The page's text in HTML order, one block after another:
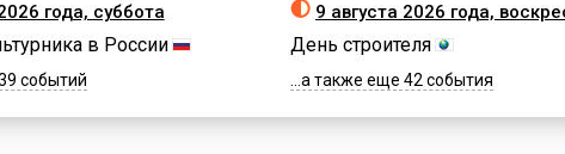
года, суббота
в России
событий
9 августа 2026 года,
День строителя
...а также еще 42 события